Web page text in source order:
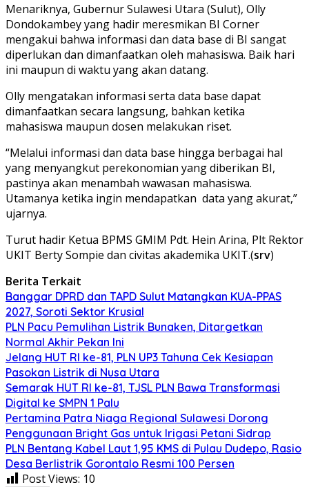
Menariknya, Gubernur Sulawesi Utara (Sulut), Olly
Dondokambey yang hadir meresmikan BI Corner
mengakui bahwa informasi dan data base di BI sangat
diperlukan dan dimanfaatkan oleh mahasiswa. Baik hari
ini maupun di waktu yang akan datang.
Olly mengatakan informasi serta data base dapat
dimanfaatkan secara langsung, bahkan ketika
mahasiswa maupun dosen melakukan riset.
“Melalui informasi dan data base hingga berbagai hal
yang menyangkut perekonomian yang diberikan BI,
pastinya akan menambah wawasan mahasiswa.
Utamanya ketika ingin mendapatkan data yang akurat,”
ujarnya.
Turut hadir Ketua BPMS GMIM Pdt. Hein Arina, Plt Rektor
UKIT Berty Sompie dan civitas akademika UKIT.(srv)
Berita Terkait
Banggar DPRD dan TAPD Sulut Matangkan KUA-PPAS
2027, Soroti Sektor Krusial
PLN Pacu Pemulihan Listrik Bunaken, Ditargetkan
Normal Akhir Pekan Ini
Jelang HUT RI ke-81, PLN UP3 Tahuna Cek Kesiapan
Pasokan Listrik di Nusa Utara
Semarak HUT RI ke-81, TJSL PLN Bawa Transformasi
Digital ke SMPN 1 Palu
Pertamina Patra Niaga Regional Sulawesi Dorong
Penggunaan Bright Gas untuk Irigasi Petani Sidrap
PLN Bentang Kabel Laut 1,95 KMS di Pulau Dudepo, Rasio
Desa Berlistrik Gorontalo Resmi 100 Persen
Post Views: 10